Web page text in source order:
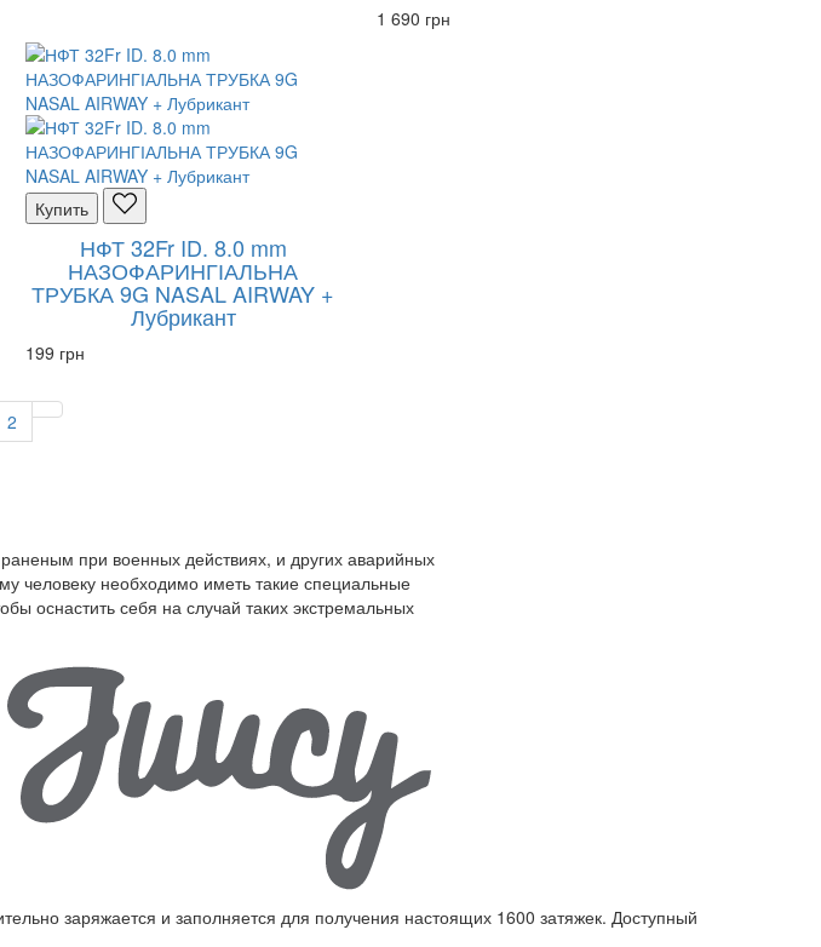
1 690 грн
Купить
НФТ 32Fr ID. 8.0 mm
НАЗОФАРИНГІАЛЬНА
ТРУБКА 9G NASAL AIRWAY +
Лубрикант
199 грн
2
при военных действиях, и других аварийных
человеку необходимо иметь такие специальные
оснастить себя на случай таких экстремальных
заряжается и заполняется для получения настоящих 1600 затяжек. Доступный